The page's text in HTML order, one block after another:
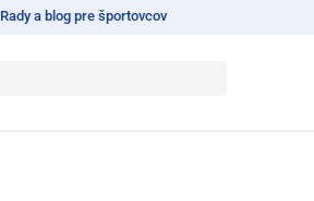
Rady a blog pre športovcov